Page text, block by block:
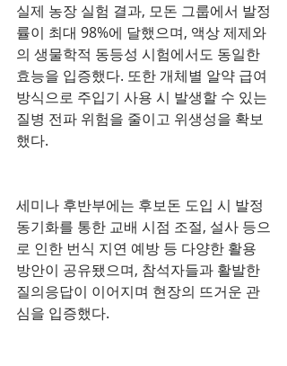
실제 농장 실험 결과, 모돈 그룹에서 발정
률이 최대 98%에 달했으며, 액상 제제와
의 생물학적 동등성 시험에서도 동일한
효능을 입증했다. 또한 개체별 알약 급여
방식으로 주입기 사용 시 발생할 수 있는
질병 전파 위험을 줄이고 위생성을 확보
했다.
세미나 후반부에는 후보돈 도입 시 발정
동기화를 통한 교배 시점 조절, 설사 등으
로 인한 번식 지연 예방 등 다양한 활용
방안이 공유됐으며, 참석자들과 활발한
질의응답이 이어지며 현장의 뜨거운 관
심을 입증했다.